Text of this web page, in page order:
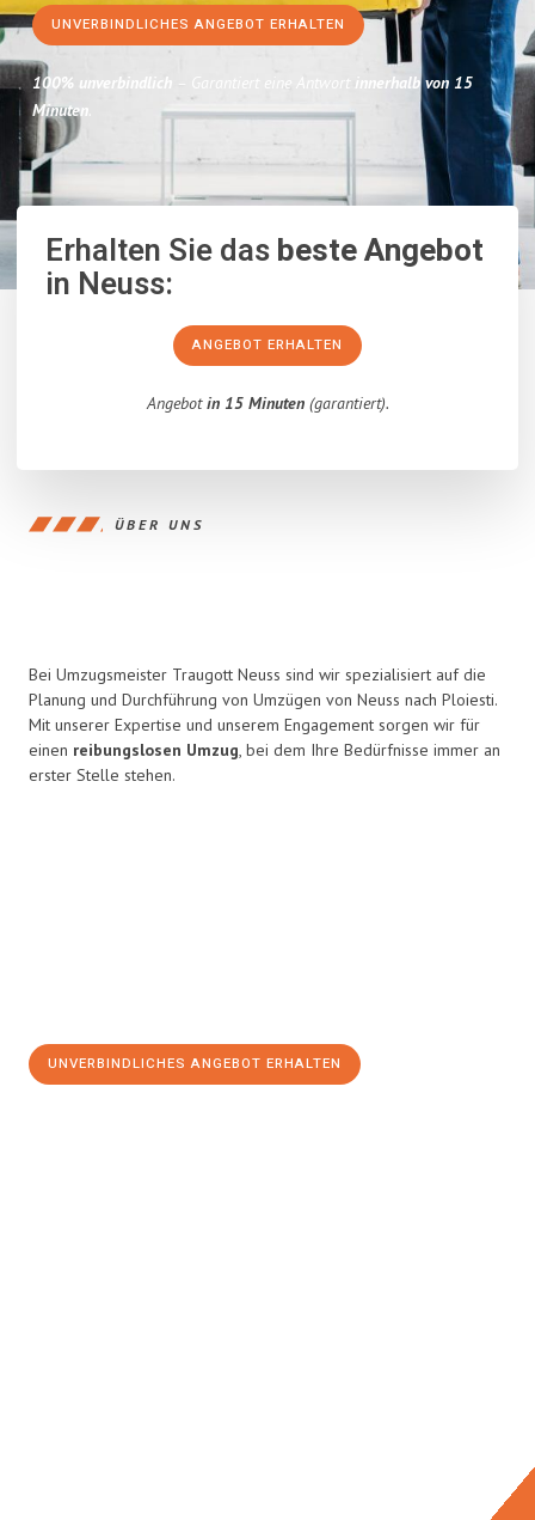
UNVERBINDLICHES ANGEBOT ERHALTEN
100% unverbindlich – Garantiert eine Antwort innerhalb von 15
Minuten.
Erhalten Sie dasbeste Angebot
in Neuss:
ANGEBOT ERHALTEN
Angebotin 15 Minuten(garantiert).
ÜBER UNS
Bei Umzugsmeister Traugott Neuss sind wir spezialisiert auf die
Planung und Durchführung von Umzügen von Neuss nach Ploiesti.
Mit unserer Expertise und unserem Engagement sorgen wir für
einen reibungslosen Umzug, bei dem Ihre Bedürfnisse immer an
erster Stelle stehen.
UNVERBINDLICHES ANGEBOT ERHALTEN